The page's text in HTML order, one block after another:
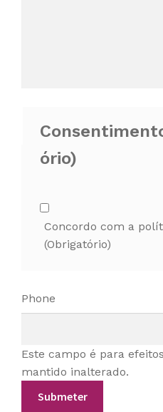
ório)
Concordo com a
(Obrigatório)
Phone
Este campo é para
mantido inalterado.